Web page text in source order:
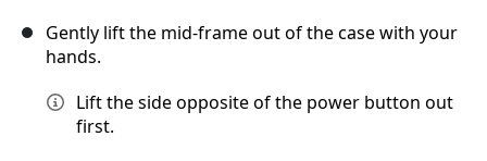
Gently lift the mid-frame out of the case with your
hands.
Lift the side opposite of the power button out
first.